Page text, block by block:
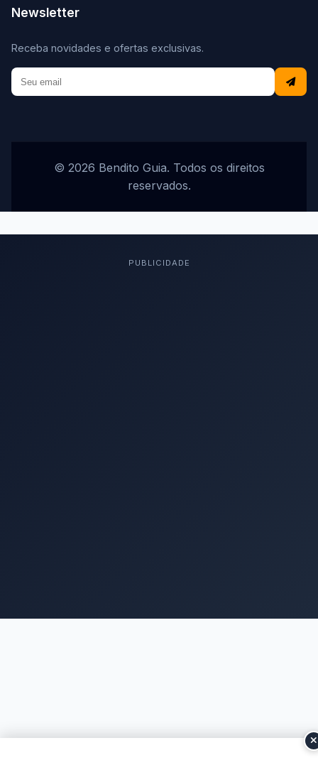
Newsletter
Receba novidades e ofertas exclusivas.
© 2026 Bendito Guia. Todos os direitos
reservados.